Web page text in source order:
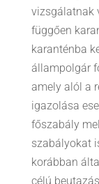
vizsgálatnak
függően
karanténba
állampolgár
amely alól a
igazolása
főszabály
szabályokat
korábban
célú